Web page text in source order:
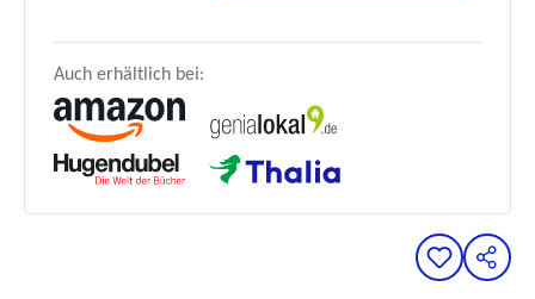
Auch erhältlich bei: